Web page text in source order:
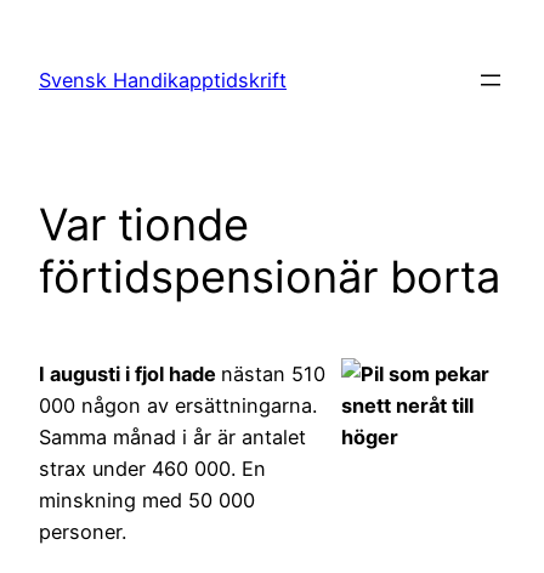
innehåll
Svensk Handikapptidskrift
Var tionde
förtidspensionär borta
I augusti i fjol hade nästan 510
000 någon av ersättningarna.
Samma månad i år är antalet
strax under 460 000. En
minskning med 50 000
personer.